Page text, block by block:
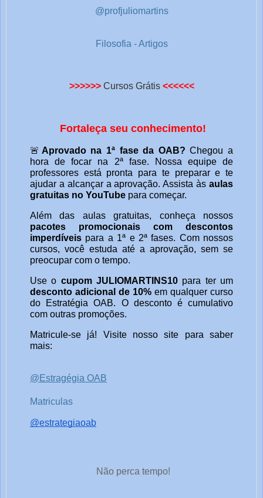
@profjuliomartins
Filosofia - Artigos
>>>>>> Cursos Grátis <<<<<<
Fortaleça seu conhecimento!
🚨 Aprovado na 1ª fase da OAB? Chegou a
hora de focar na 2ª fase. Nossa equipe de
professores está pronta para te preparar e te
ajudar a alcançar a aprovação. Assista às aulas
gratuitas no YouTube para começar.
Além das aulas gratuitas, conheça nossos
pacotes promocionais com descontos
imperdíveis para a 1ª e 2ª fases. Com nossos
cursos, você estuda até a aprovação, sem se
preocupar com o tempo.
Use o cupom JULIOMARTINS10 para ter um
desconto adicional de 10% em qualquer curso
do Estratégia OAB. O desconto é cumulativo
com outras promoções.
Matricule-se já! Visite nosso site para saber
mais:
@Estragégia OAB
Matriculas
@estrategiaoab
Não perca tempo!